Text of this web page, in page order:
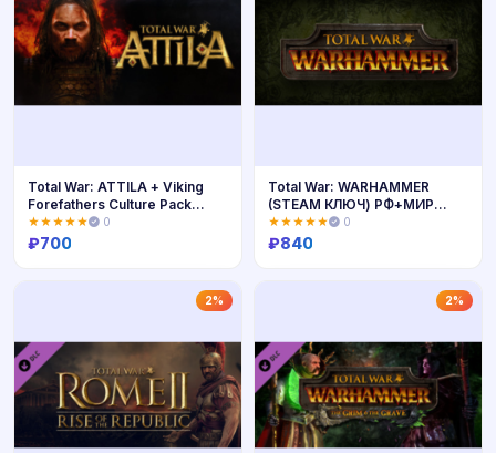
Total War: ATTILA + Viking
Forefathers Culture Pack
КЛЮЧ
★★★★★ 0
₽700
Total War: WARHAMMER
(STEAM КЛЮЧ) РФ+МИР
РУССКИЙ ЯЗЫК
★★★★★ 0
₽840
2% 2%